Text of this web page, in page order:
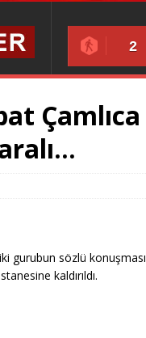
2
Çamlıca
gurubun sözlü konuşması
kaldırıldı.